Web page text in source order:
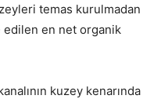
temas kurulmadan
en net organik
kuzey kenarında